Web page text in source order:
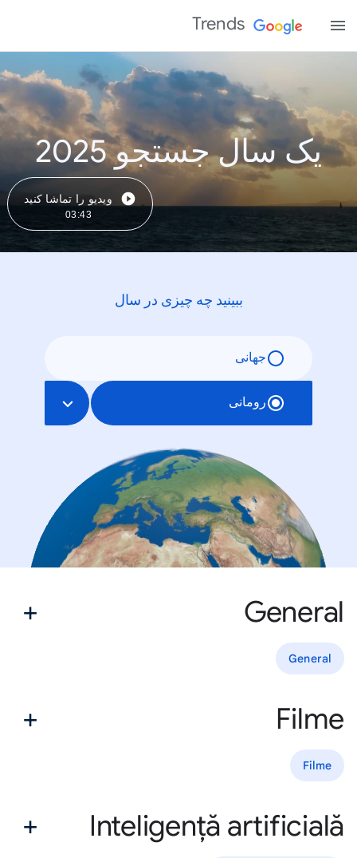
Trends
یک سال جستجو 2025
ویدیو را تماشا کنید
03:43
ببینید چه چیزی در سال
جهانی
رومانی
General
General
Filme
Filme
Inteligență artificială